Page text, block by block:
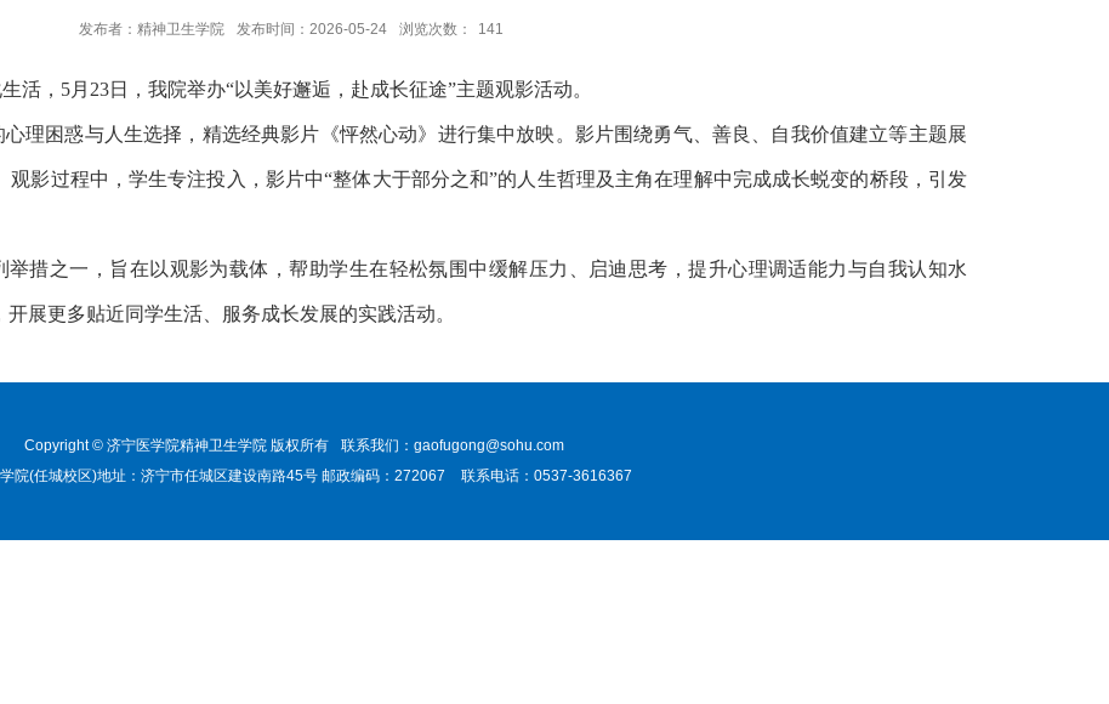
发布者：精神卫生学院 发布时间：2026-05-24 浏览次数： 141
活， 5月23日， 我院举办“以美好邂逅，赴成长征途”主题观影活动。
理困惑与人生选择，精选经典影片《怦然心动》进行集中放映。影片围绕勇气、善良、自我价值建立等主题展
观影过程中，学生专注投入，影片中“整体大于部分之和”的人生哲理及主角在理解中完成成长蜕变的桥段，引发
举措之一，旨在以观影为载体，帮助学生在轻松氛围中缓解压力、启迪思考，提升心理调适能力与自我认知水
展更多贴近同学生活、服务成长发展的实践活动。
Copyright © 济宁医学院精神卫生学院 版权所有
联系我们：gaofugong@sohu.com
院(任城校区)地址：济宁市任城区建设南路45号 邮政编码：272067
联系电话：0537-3616367